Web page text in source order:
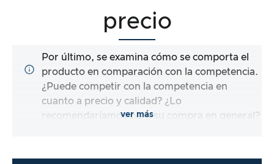
precio
Por último, se examina cómo se comporta el
producto en comparación con la competencia.
¿Puede competir con la competencia en
cuanto a precio y calidad? ¿Lo
recomendaríamos para su compra en general?
ver más